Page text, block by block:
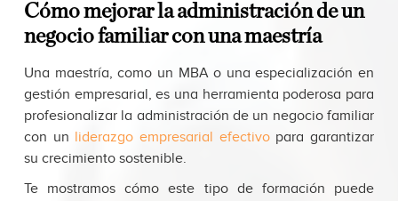
Cómo mejorar la administración de un
negocio familiar con una maestría
Una maestría, como un MBA o una especialización en
gestión empresarial, es una herramienta poderosa para
profesionalizar la administración de un negocio familiar
con un liderazgo empresarial efectivopara garantizar
su crecimiento sostenible.
Te mostramos cómo este tipo de formación puede